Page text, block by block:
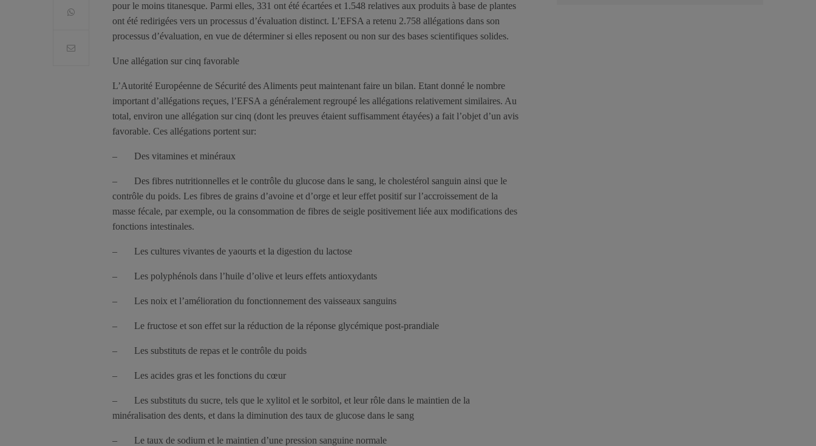
pour le moins titanesque. Parmi elles, 331 ont été écartées et 1.548 relatives aux produits à base de plantes
ont été redirigées vers un processus d’évaluation distinct. L’EFSA a retenu 2.758 allégations dans son
processus d’évaluation, en vue de déterminer si elles reposent ou non sur des bases scientifiques solides.
Une allégation sur cinq favorable
L’Autorité Européenne de Sécurité des Aliments peut maintenant faire un bilan. Etant donné le nombre
important d’allégations reçues, l’EFSA a généralement regroupé les allégations relativement similaires. Au
total, environ une allégation sur cinq (dont les preuves étaient suffisamment étayées) a fait l’objet d’un avis
favorable. Ces allégations portent sur:
– Des vitamines et minéraux
– Des fibres nutritionnelles et le contrôle du glucose dans le sang, le cholestérol sanguin ainsi que le
contrôle du poids. Les fibres de grains d’avoine et d’orge et leur effet positif sur l’accroissement de la
masse fécale, par exemple, ou la consommation de fibres de seigle positivement liée aux modifications des
fonctions intestinales.
– Les cultures vivantes de yaourts et la digestion du lactose
– Les polyphénols dans l’huile d’olive et leurs effets antioxydants
– Les noix et l’amélioration du fonctionnement des vaisseaux sanguins
– Le fructose et son effet sur la réduction de la réponse glycémique post-prandiale
– Les substituts de repas et le contrôle du poids
– Les acides gras et les fonctions du cœur
– Les substituts du sucre, tels que le xylitol et le sorbitol, et leur rôle dans le maintien de la
minéralisation des dents, et dans la diminution des taux de glucose dans le sang
– Le taux de sodium et le maintien d’une pression sanguine normale